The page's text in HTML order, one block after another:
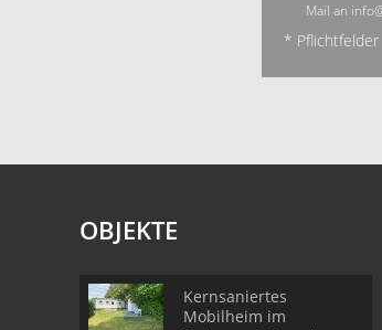
Mail an
* Pflichtfelder
OBJEKTE
Kernsaniertes
Mobilheim im